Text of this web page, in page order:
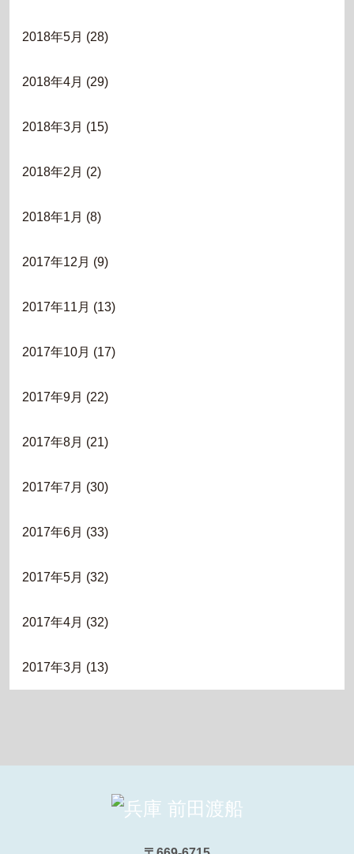
2018年5月 (28)
2018年4月 (29)
2018年3月 (15)
2018年2月 (2)
2018年1月 (8)
2017年12月 (9)
2017年11月 (13)
2017年10月 (17)
2017年9月 (22)
2017年8月 (21)
2017年7月 (30)
2017年6月 (33)
2017年5月 (32)
2017年4月 (32)
2017年3月 (13)